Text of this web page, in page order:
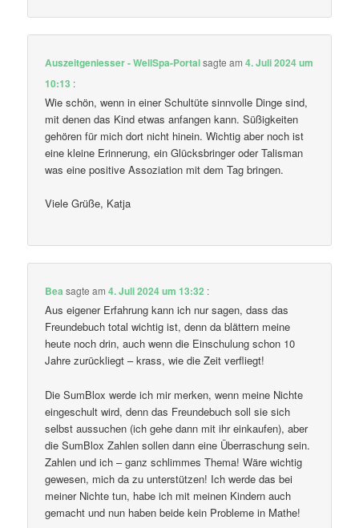
Auszeitgeniesser - WellSpa-Portalsagte am4. Juli 2024 um
10:13 :
Wie schön, wenn in einer Schultüte sinnvolle Dinge sind,
mit denen das Kind etwas anfangen kann. Süßigkeiten
gehören für mich dort nicht hinein. Wichtig aber noch ist
eine kleine Erinnerung, ein Glücksbringer oder Talisman
was eine positive Assoziation mit dem Tag bringen.
Viele Grüße, Katja
Bea sagte am4. Juli 2024 um 13:32 :
Aus eigener Erfahrung kann ich nur sagen, dass das
Freundebuch total wichtig ist, denn da blättern meine
heute noch drin, auch wenn die Einschulung schon 10
Jahre zurückliegt – krass, wie die Zeit verfliegt!
Die SumBlox werde ich mir merken, wenn meine Nichte
eingeschult wird, denn das Freundebuch soll sie sich
selbst aussuchen (ich gehe dann mit ihr einkaufen), aber
die SumBlox Zahlen sollen dann eine Überraschung sein.
Zahlen und ich – ganz schlimmes Thema! Wäre wichtig
gewesen, mich da zu unterstützen! Ich werde das bei
meiner Nichte tun, habe ich mit meinen Kindern auch
gemacht und nun haben beide kein Probleme in Mathe!